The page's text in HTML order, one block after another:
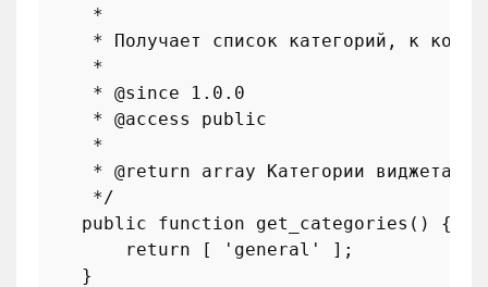
     *
* Получает список категорий, к
     *
     *
@since 1.0.0
     *
@access
public
     *
     *
@return array Категории виджета.
     */
public
function get_categories ( ) {
return [ 'general'
];
    }